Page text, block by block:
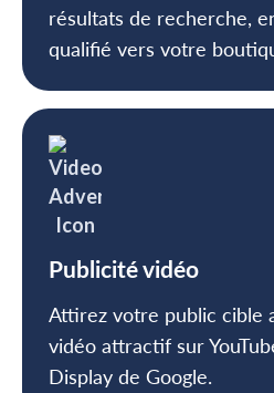
résultats de recherche,
qualifié vers votre
Publicité vidéo
Attirez votre public cible
vidéo attractif sur
Display de Google.